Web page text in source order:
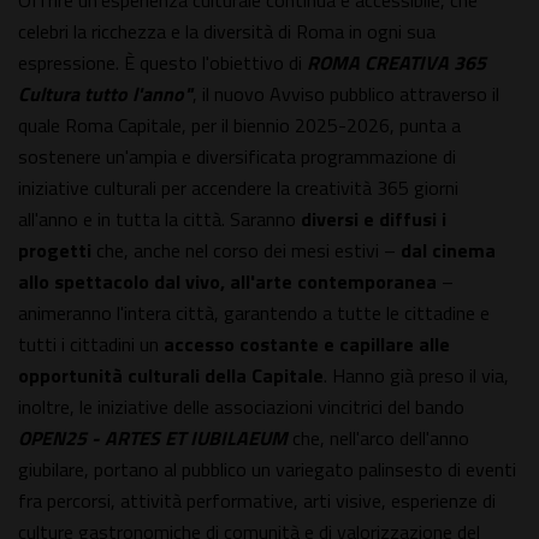
celebri la ricchezza e la diversità di Roma in ogni sua
espressione. È questo l'obiettivo di ROMA CREATIVA 365
Cultura tutto l'anno", il nuovo Avviso pubblico attraverso il
quale Roma Capitale, per il biennio 2025-2026, punta a
sostenere un'ampia e diversificata programmazione di
iniziative culturali per accendere la creatività 365 giorni
all'anno e in tutta la città. Saranno diversi e diffusi i
progetti che, anche nel corso dei mesi estivi – dal cinema
allo spettacolo dal vivo, all'arte contemporanea –
animeranno l'intera città, garantendo a tutte le cittadine e
tutti i cittadini un accesso costante e capillare alle
opportunità culturali della Capitale. Hanno già preso il via,
inoltre, le iniziative delle associazioni vincitrici del bando
OPEN25 - ARTES ET IUBILAEUMche, nell'arco dell'anno
giubilare, portano al pubblico un variegato palinsesto di eventi
fra percorsi, attività performative, arti visive, esperienze di
culture gastronomiche di comunità e di valorizzazione del